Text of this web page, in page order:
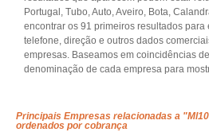
Portugal, Tubo, Auto, Aveiro, Bota,
encontrar os 91 primeiros resultados para
telefone, direção e outros dados
empresas. Baseamos em coincidências
denominação de cada empresa para
Principais Empresas relacionadas a
ordenados por cobrança